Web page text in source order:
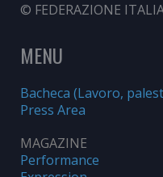
© FEDERAZIONE
MENU
Bacheca (Lavoro,
Press Area
MAGAZINE
Performance